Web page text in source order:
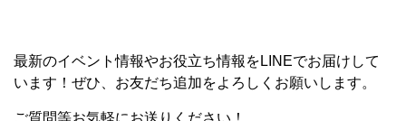
最新のイベント情報やお役立ち情報をLINEでお届けして
います！ぜひ、お友だち追加をよろしくお願いします。